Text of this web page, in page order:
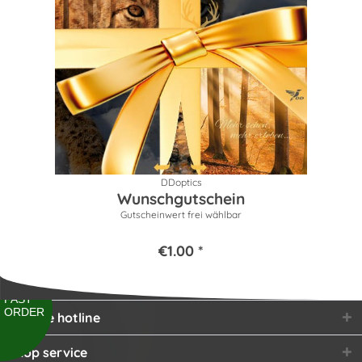
FAST
ORDER
DDoptics
Wunschgutschein
Gutscheinwert frei wählbar
€1.00 *
Service hotline
Shop service